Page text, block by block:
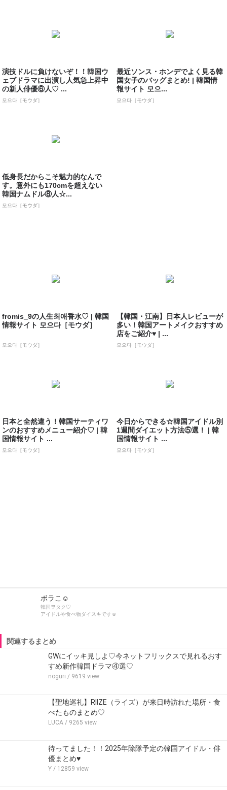
演技ドルに負けないぞ！！韓国ウ
ェブドラマに出演し人気急上昇中
の新人俳優⑥人♡ ...
모으다［モウダ］
最近ソンス・ホンデでよく見る韓
国女子のバッグまとめ! | 韓国情
報サイト 모으...
모으다［モウダ］
低身長だからこそ魅力的なんで
す。意外にも170cmを超えない
韓国ナムドル⑧人☆...
모으다［モウダ］
fromis_9の人生최애香水♡ | 韓国
情報サイト 모으다［モウダ］
모으다［モウダ］
【韓国・江南】日本人レビューが
多い！韓国アートメイクおすすめ
店をご紹介♥ | ...
모으다［モウダ］
日本と全然違う！韓国サーティワ
ンのおすすめメニュー紹介♡ | 韓
国情報サイト ...
모으다［モウダ］
今日からできる☆韓国アイドル別
1週間ダイエット方法⑤選！ | 韓
国情報サイト ...
모으다［モウダ］
ボラこ☺︎
韓国ヲタク♡
アイドルや食べ物ダイスキです☺︎
関連するまとめ
GWにイッキ見しよ♡今ネットフリックスで見れるおす
すめ新作韓国ドラマ④選♡
noguri / 9619 view
【聖地巡礼】RIIZE（ライズ）が来日時訪れた場所・食
べたものまとめ♡
LUCA / 9265 view
待ってました！！2025年除隊予定の韓国アイドル・俳
優まとめ♥
Y / 12859 view